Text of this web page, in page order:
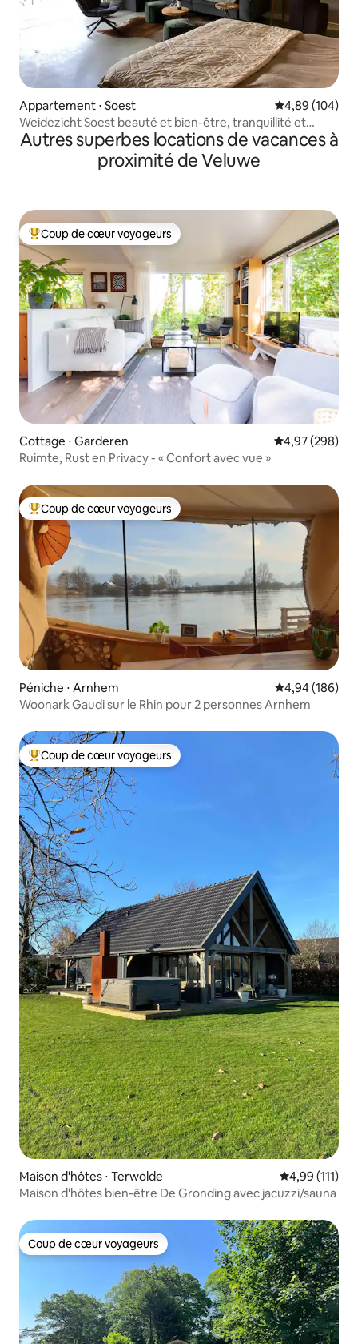
Appartement ⋅ Soest Évaluation
4,89 (104)
Weidezicht Soest beauté et bien-être, tranquillité et
nature
Autres superbes locations de vacances à
proximité de Veluwe
Coups de cœur voyageurs les plus appréciés
Coup de cœur voyageurs
Cottage ⋅ Garderen Évaluation
4,97 (298)
Ruimte, Rust en Privacy - « Confort avec vue »
Coups de cœur voyageurs les plus appréciés
Coup de cœur voyageurs
Péniche ⋅ Arnhem Évaluation
4,94 (186)
Woonark Gaudi sur le Rhin pour 2 personnes Arnhem
Coups de cœur voyageurs les plus appréciés
Coup de cœur voyageurs
Maison d'hôtes ⋅ Terwolde Évaluation
4,99 (111)
Maison d'hôtes bien-être De Gronding avec jacuzzi/sauna
Coup de cœur voyageurs
Coup de cœur voyageurs